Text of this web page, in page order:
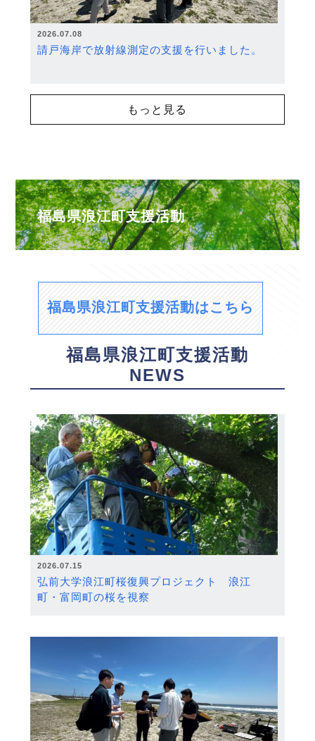
2026.07.08
請戸海岸で放射線測定の支援を行いました。
もっと見る
福島県浪江町支援活動
福島県浪江町支援活動はこちら
福島県浪江町支援活動
NEWS
2026.07.15
弘前大学浪江町桜復興プロジェクト 浪江
町・富岡町の桜を視察